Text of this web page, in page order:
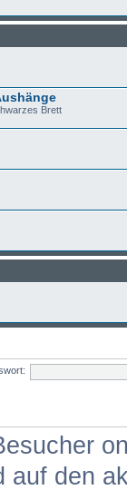
Brett
auf den